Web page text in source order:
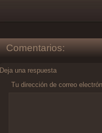
Comentarios:
Deja una respuesta
Tu dirección de correo